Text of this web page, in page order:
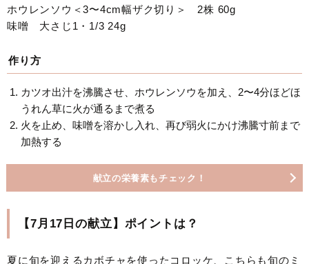
ホウレンソウ＜3〜4cm幅ザク切り＞ 2株 60g
味噌 大さじ1・1/3 24g
作り方
カツオ出汁を沸騰させ、ホウレンソウを加え、2〜4分ほどほ
うれん草に火が通るまで煮る
火を止め、味噌を溶かし入れ、再び弱火にかけ沸騰寸前まで
加熱する
献立の栄養素もチェック！
【7月17日の献立】ポイントは？
夏に旬を迎えるカボチャを使ったコロッケ、こちらも旬のミ